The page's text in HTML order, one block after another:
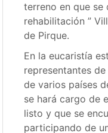
terreno en que
rehabilitación ”
de Pirque.
En la eucaristía
representantes
de varios países
se hará cargo de
listo y que se
participando de